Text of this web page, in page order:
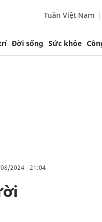
Tuần Việt Nam
Đời sống Sức khỏe
2024 - 21:04